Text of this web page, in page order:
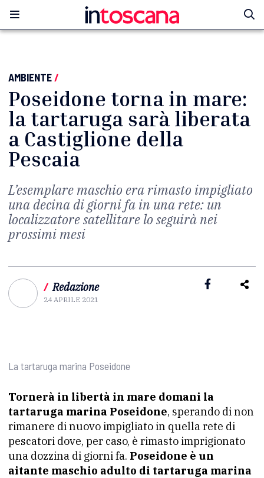
AMBIENTE/
Poseidone torna in mare:
la tartaruga sarà liberata
a Castiglione della
Pescaia
L’esemplare maschio era rimasto impigliato
una decina di giorni fa in una rete: un
localizzatore satellitare lo seguirà nei
prossimi mesi
/ Redazione
24 APRILE 2021
La tartaruga marina Poseidone
Tornerà in libertà in mare domani la
tartaruga marina Poseidone, sperando di non
rimanere di nuovo impigliato in quella rete di
pescatori dove, per caso, è rimasto imprigionato
una dozzina di giorni fa. Poseidone è un
aitante maschio adulto di tartaruga marina